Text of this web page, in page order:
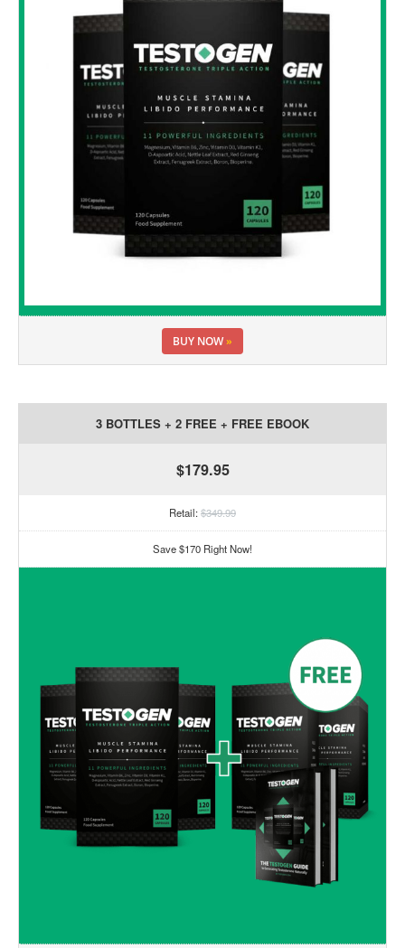
BUY NOW»
3 BOTTLES + 2 FREE + FREE EBOOK
$179.95
Retail:$349.99
Save $170 Right Now!